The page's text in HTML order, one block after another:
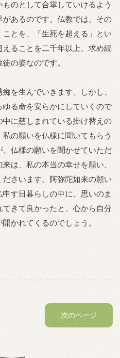
のとして合掌していけるよう
あるのです。仏教では、その
とを、「生死を超える」とい
ることを二千年以上、求め続
の姿なのです。
を生んでいきます。しかし、
る命を安らかにしていくので
に慈しまれている掛け替えの
の願いを仏様に聞いてもらう
仏様の願いを聞かせていただ
は、私の本当の幸せを願い、
さいます。阿弥陀如来の願い
す日暮らしの中に、思いのま
てきて良かったと、心から自分
かれてくるのでしょう。
次のページ